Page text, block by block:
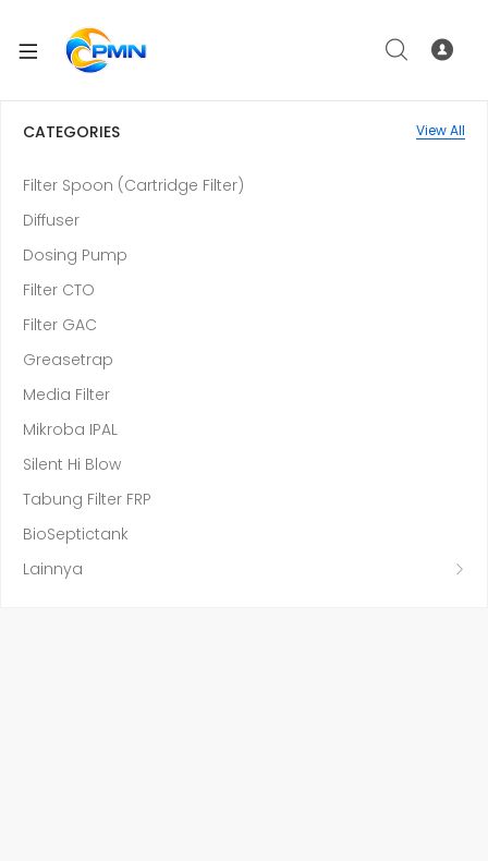
CATEGORIES View All
Filter Spoon (Cartridge Filter)
Diffuser
Dosing Pump
Filter CTO
Filter GAC
Greasetrap
Media Filter
Mikroba IPAL
Silent Hi Blow
Tabung Filter FRP
BioSeptictank
Lainnya